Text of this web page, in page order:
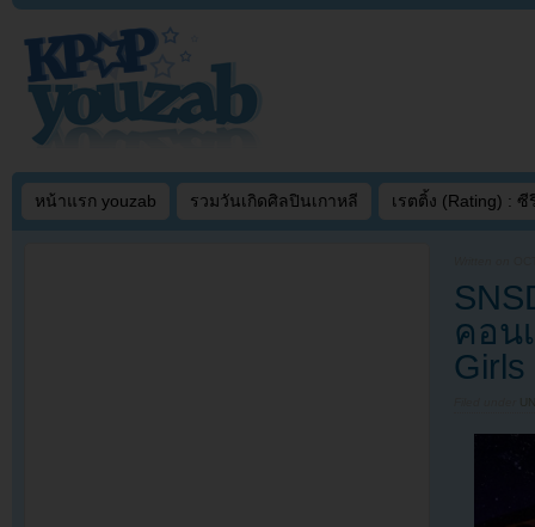
หน้าแรก youzab รวมวันเกิดศิลปินเกาหลี เรตติ้ง (Rating) : ซี
คอน
Girls